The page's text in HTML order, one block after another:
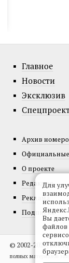
Главное
Новости
Эксклюзив
Архив
О проекте
Редакция
Реклама
Подписка
© 2002-2026, Все
полных материалов
Для
Вы
файлов